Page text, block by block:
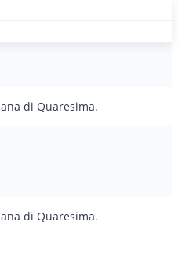
di Quaresima.
di Quaresima.